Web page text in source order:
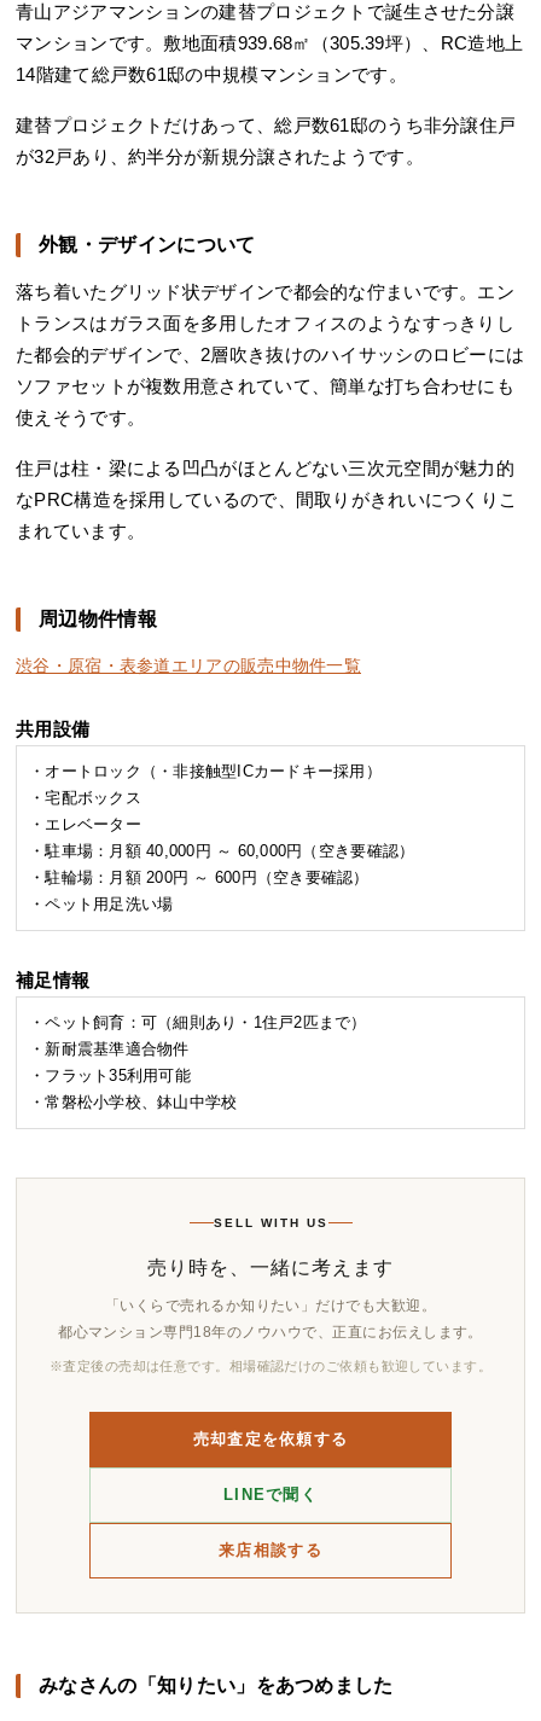
青山アジアマンションの建替プロジェクトで誕生させた分譲
マンションです。敷地面積939.68㎡（305.39坪）、RC造地上
14階建て総戸数61邸の中規模マンションです。
建替プロジェクトだけあって、総戸数61邸のうち非分譲住戸
が32戸あり、約半分が新規分譲されたようです。
外観・デザインについて
落ち着いたグリッド状デザインで都会的な佇まいです。エン
トランスはガラス面を多用したオフィスのようなすっきりし
た都会的デザインで、2層吹き抜けのハイサッシのロビーには
ソファセットが複数用意されていて、簡単な打ち合わせにも
使えそうです。
住戸は柱・梁による凹凸がほとんどない三次元空間が魅力的
なPRC構造を採用しているので、間取りがきれいにつくりこ
まれています。
周辺物件情報
渋谷・原宿・表参道エリアの販売中物件一覧
共用設備
・オートロック（・非接触型ICカードキー採用）
・宅配ボックス
・エレベーター
・駐車場：月額 40,000円 ～ 60,000円（空き要確認）
・駐輪場：月額 200円 ～ 600円（空き要確認）
・ペット用足洗い場
補足情報
・ペット飼育：可（細則あり・1住戸2匹まで）
・新耐震基準適合物件
・フラット35利用可能
・常磐松小学校、鉢山中学校
SELL WITH US
売り時を、一緒に考えます
「いくらで売れるか知りたい」だけでも大歓迎。
都心マンション専門18年のノウハウで、正直にお伝えします。
※査定後の売却は任意です。相場確認だけのご依頼も歓迎しています。
売却査定を依頼する
LINEで聞く
来店相談する
みなさんの「知りたい」をあつめました